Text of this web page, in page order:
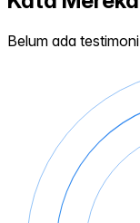
Belum ada testimoni